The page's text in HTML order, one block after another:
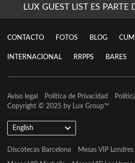
LUX GUEST LIST ES PARTE
CONTACTO FOTOS BLOG
INTERNACIONAL RRPPS BARES
Aviso legal Política de Privacidad
Copyright © 2025 by Lux Group™
English
Discotecas Barcelona Mesas VIP Londres